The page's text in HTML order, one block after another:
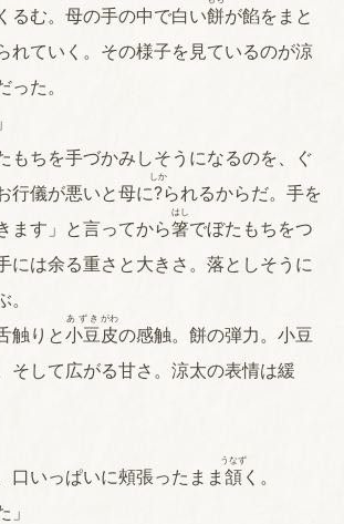
るむ。母の手の中で白い餅が餡をまと
れていく。その様子を見ているのが涼
た。
もちを手づかみしそうになるのを、ぐ
行儀が悪いと母に?
しか
られるからだ。手を
ます」と言ってから箸
はし
でぼたもちをつ
には余る重さと大きさ。落としそうに
触りと小豆
あずき
皮
がわ
の感触。餅の弾力。小豆
そして広がる甘さ。涼太の表情は緩
いっぱいに頰張ったまま 頷
うなず
く。
」